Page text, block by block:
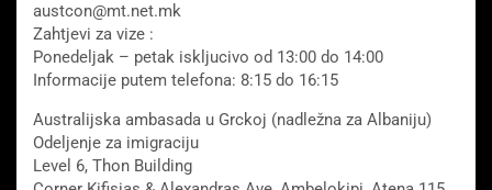
austcon@mt.net.mk
Zahtjevi za vize :
Ponedeljak – petak iskljucivo od 13:00 do 14:00
Informacije putem telefona: 8:15 do 16:15
Australijska ambasada u Grckoj (nadležna za Albaniju)
Odeljenje za imigraciju
Level 6, Thon Building